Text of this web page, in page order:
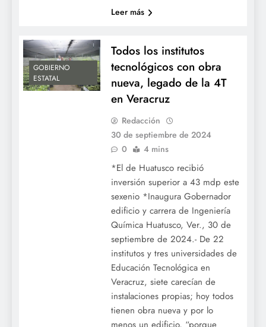
Leer más
GOBIERNO
ESTATAL
Todos los institutos
tecnológicos con obra
nueva, legado de la 4T
en Veracruz
Redacción
30 de septiembre de 2024
0
4 mins
*El de Huatusco recibió
inversión superior a 43 mdp este
sexenio *Inaugura Gobernador
edificio y carrera de Ingeniería
Química Huatusco, Ver., 30 de
septiembre de 2024.- De 22
institutos y tres universidades de
Educación Tecnológica en
Veracruz, siete carecían de
instalaciones propias; hoy todos
tienen obra nueva y por lo